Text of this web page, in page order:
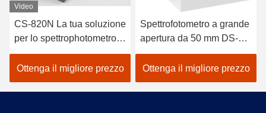
Spettrofotometro a grande
apertura da 50 mm DS-
807
Ottenga il migliore prezzo
Spectrofotometro della
serie DS-87CG
Misurazione integrata del
colore e della lucentezza
Ottenga il migliore prezzo